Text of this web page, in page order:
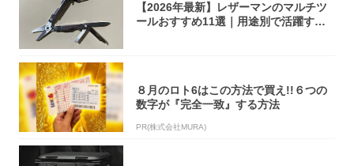
【2026年最新】レザーマンのマルチツ
ールおすすめ11選｜用途別で活躍する
８月のロト6はこの方法で買え!!６つの
数字が『完全一致』する方法
PR(株式会社MURA)